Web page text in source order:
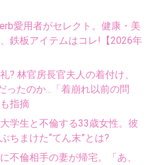
愛用者がセレクト。健康・美
鉄板アイテムはコレ!【2026年
? 林官房長官夫人の着付け、
ったのか...「着崩れ以前の問
指摘
学生と不倫する33歳女性。彼
ちまけた“てん末”とは?
不倫相手の妻が帰宅。「あ、